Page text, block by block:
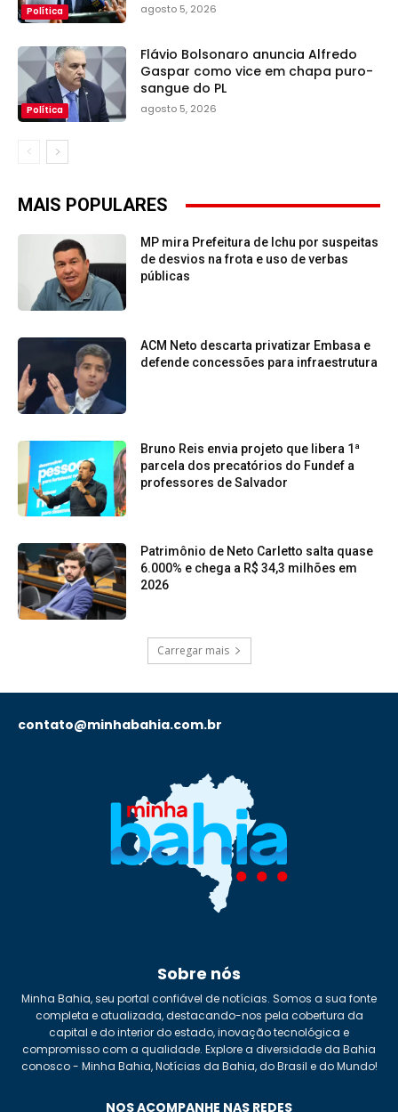
Política agosto 5, 2026
Política
Flávio Bolsonaro anuncia Alfredo
Gaspar como vice em chapa puro-
sangue do PL
agosto 5, 2026
MAIS POPULARES
MP mira Prefeitura de Ichu por suspeitas
de desvios na frota e uso de verbas
públicas
ACM Neto descarta privatizar Embasa e
defende concessões para infraestrutura
Bruno Reis envia projeto que libera 1ª
parcela dos precatórios do Fundef a
professores de Salvador
Patrimônio de Neto Carletto salta quase
6.000% e chega a R$ 34,3 milhões em
2026
Carregar mais
contato@minhabahia.com.br
Sobre nós
Minha Bahia, seu portal confiável de notícias. Somos a sua fonte
completa e atualizada, destacando-nos pela cobertura da
capital e do interior do estado, inovação tecnológica e
compromisso com a qualidade. Explore a diversidade da Bahia
conosco - Minha Bahia, Notícias da Bahia, do Brasil e do Mundo!
NOS ACOMPANHE NAS REDES